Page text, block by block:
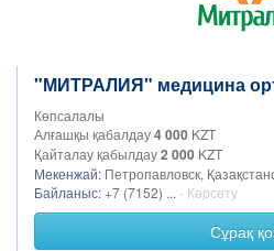
"МИТРАЛИЯ" медицина
Көпсалалы
Алғашқы қабалдау4 000 KZT
Қайталау қабылдау2 000 KZT
Мекенжай: Петропавловск,
Байланыс: +7 (7152) ... - Көрсету
Сұрақ